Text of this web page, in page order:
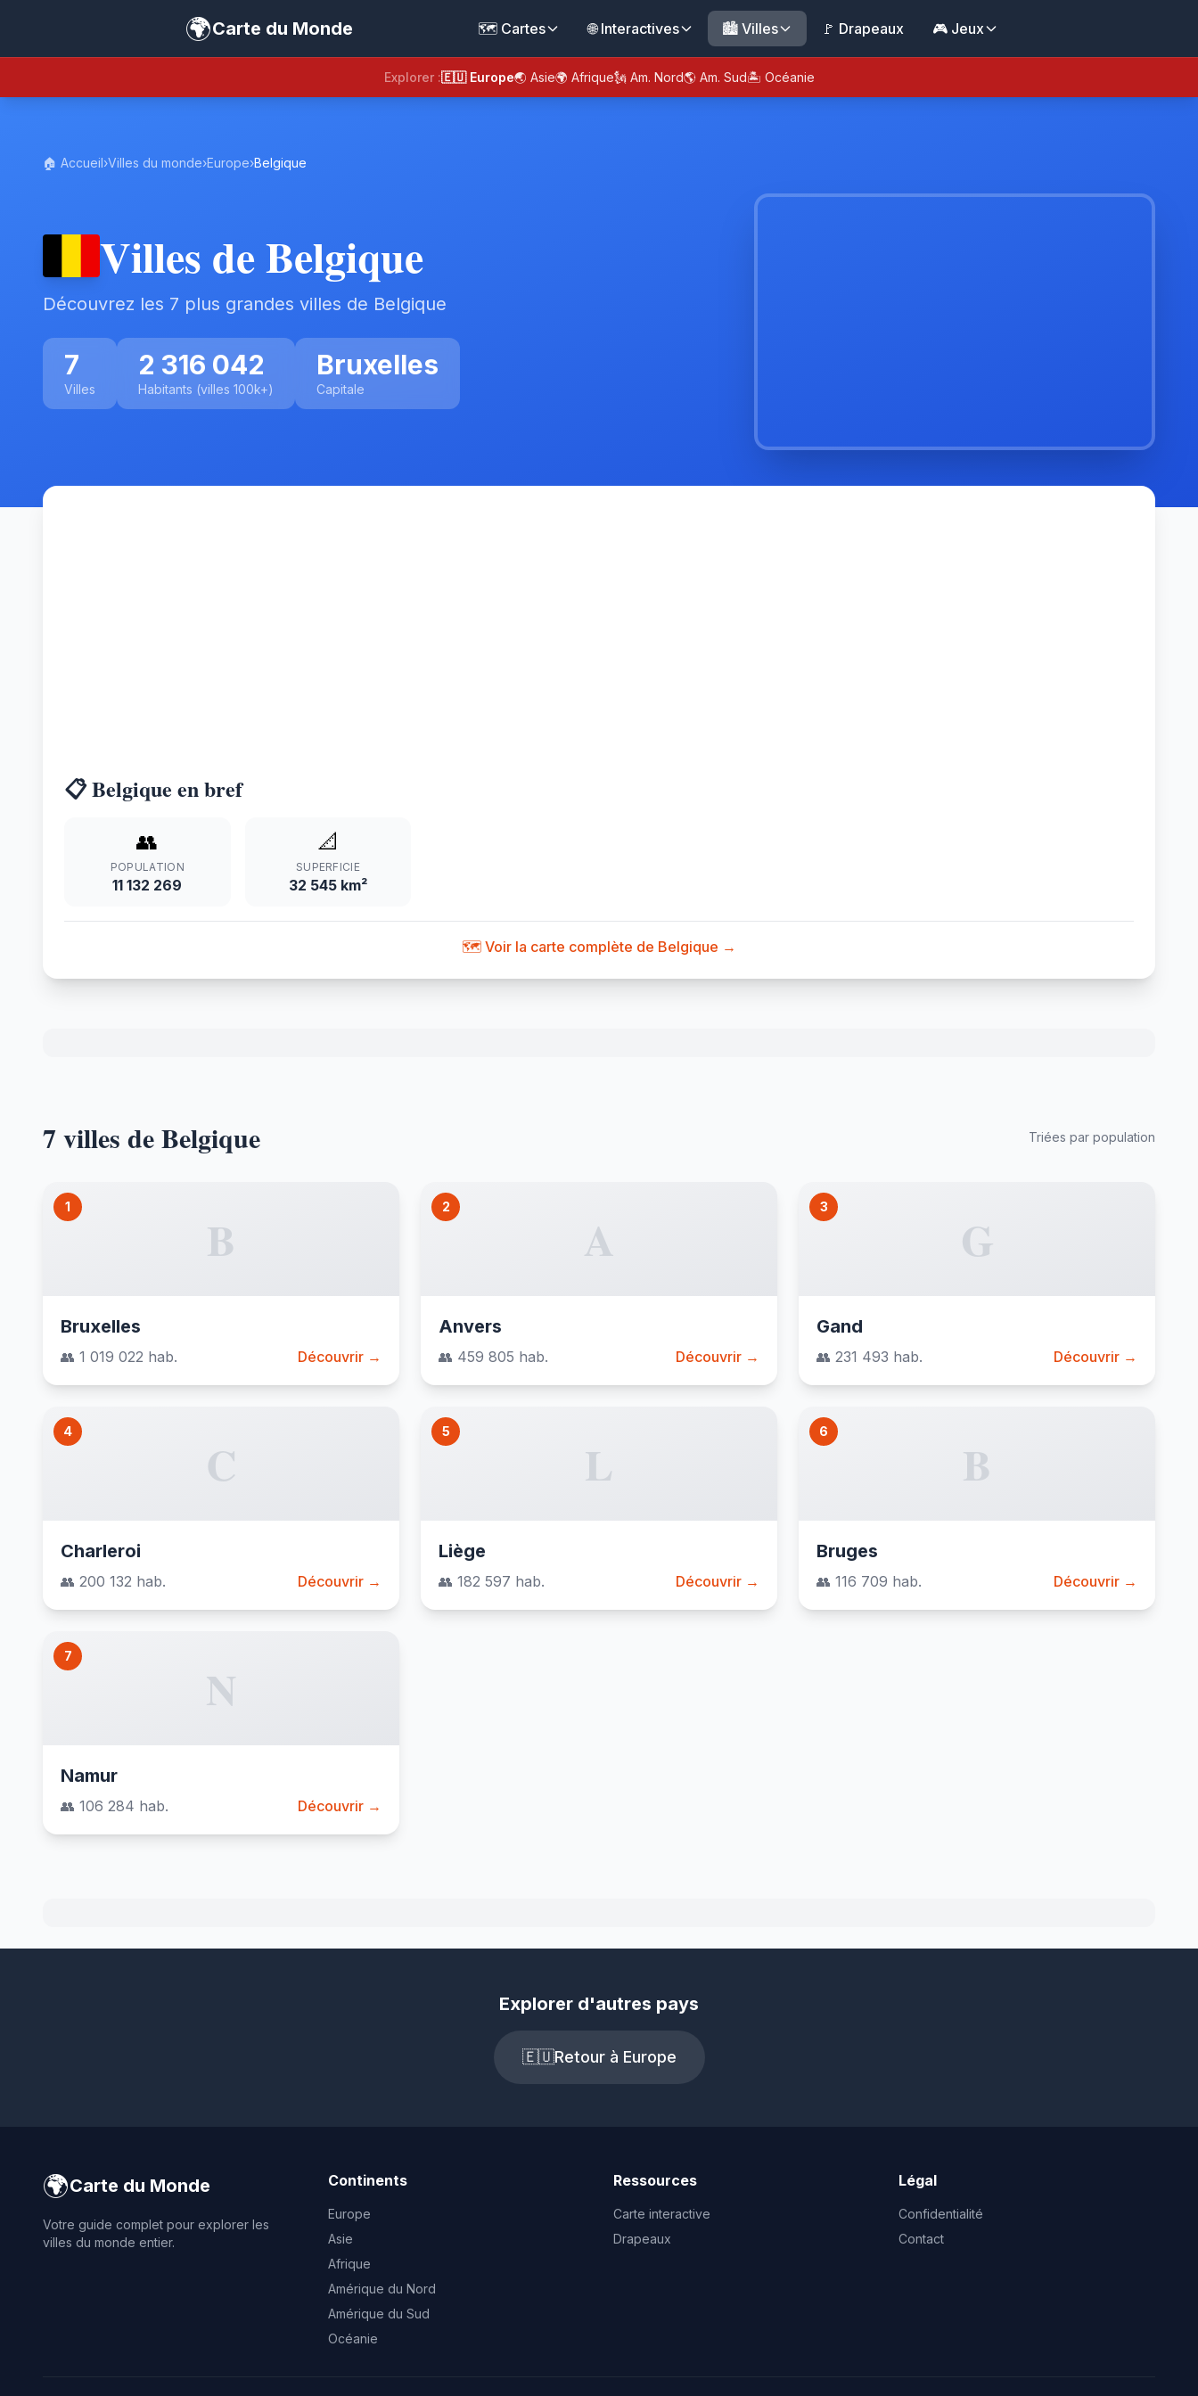
🌍Carte du Monde 🗺️ Cartes 🌐 Interactives 🏙️ Villes 🚩 Drapeaux 🎮 Jeux
Explorer :🇪🇺 Europe🌏 Asie🌍 Afrique🗽 Am. Nord🌎 Am. Sud🏝️ Océanie
🏠 Accueil›Villes du monde›Europe›Belgique
Villes de Belgique
Découvrez les 7 plus grandes villes de Belgique
7
Villes
2 316 042
Habitants (villes 100k+)
Bruxelles
Capitale
📋 Belgique en bref
👥
POPULATION
11 132 269
📐
SUPERFICIE
32 545 km²
🗺️ Voir la carte complète de Belgique →
7 villes de Belgique Triées par population
1
B
Bruxelles
👥 1 019 022 hab. Découvrir →
2
A
Anvers
👥 459 805 hab. Découvrir →
3
G
Gand
👥 231 493 hab. Découvrir →
4
C
Charleroi
👥 200 132 hab. Découvrir →
5
L
Liège
👥 182 597 hab. Découvrir →
6
B
Bruges
👥 116 709 hab. Découvrir →
7
N
Namur
👥 106 284 hab. Découvrir →
Explorer d'autres pays
🇪🇺Retour à Europe
🌍Carte du Monde
Votre guide complet pour explorer les
villes du monde entier.
Continents
Europe
Asie
Afrique
Amérique du Nord
Amérique du Sud
Océanie
Ressources
Carte interactive
Drapeaux
Légal
Confidentialité
Contact